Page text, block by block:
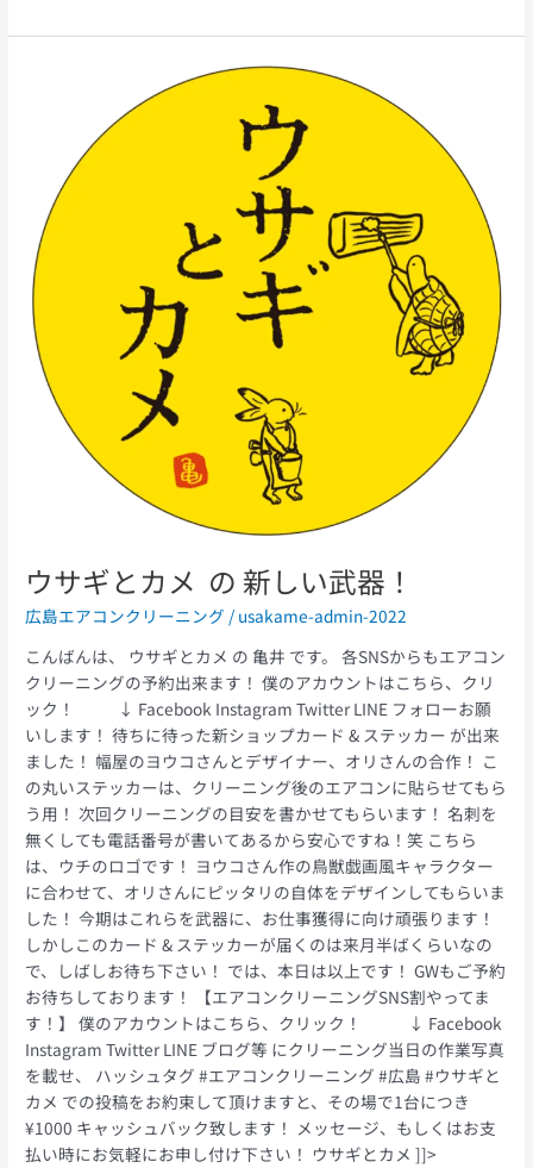
ウサギとカメ の 新しい武器！
広島エアコンクリーニング / usakame-admin-2022
こんばんは、 ウサギとカメ の 亀井 です。 各SNSからもエアコン
クリーニングの予約出来ます！ 僕のアカウントはこちら、クリ
ック！ ↓ Facebook Instagram Twitter LINE フォローお願
いします！ 待ちに待った新ショップカード & ステッカー が出来
ました！ 幅屋のヨウコさんとデザイナー、オリさんの合作！ こ
の丸いステッカーは、クリーニング後のエアコンに貼らせてもら
う用！ 次回クリーニングの目安を書かせてもらいます！ 名刺を
無くしても電話番号が書いてあるから安心ですね！笑 こちら
は、ウチのロゴです！ ヨウコさん作の鳥獣戯画風キャラクター
に合わせて、オリさんにピッタリの自体をデザインしてもらいま
した！ 今期はこれらを武器に、お仕事獲得に向け頑張ります！
しかしこのカード & ステッカーが届くのは来月半ばくらいなの
で、しばしお待ち下さい！ では、本日は以上です！ GWもご予約
お待ちしております！ 【エアコンクリーニングSNS割やってま
す！】 僕のアカウントはこちら、クリック！ ↓ Facebook
Instagram Twitter LINE ブログ等 にクリーニング当日の作業写真
を載せ、 ハッシュタグ #エアコンクリーニング #広島 #ウサギと
カメ での投稿をお約束して頂けますと、その場で1台につき
¥1000 キャッシュバック致します！ メッセージ、もしくはお支
払い時にお気軽にお申し付け下さい！ ウサギとカメ ]]>
の
新
し
い
武
器！